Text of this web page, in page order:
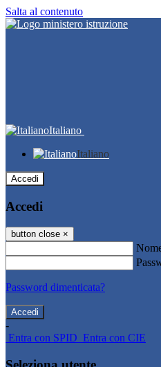
Salta al contenuto
Italiano
Italiano
Accedi
Accedi
button close ×
Password dimenticata?
-
Entra con SPID Entra con CIE